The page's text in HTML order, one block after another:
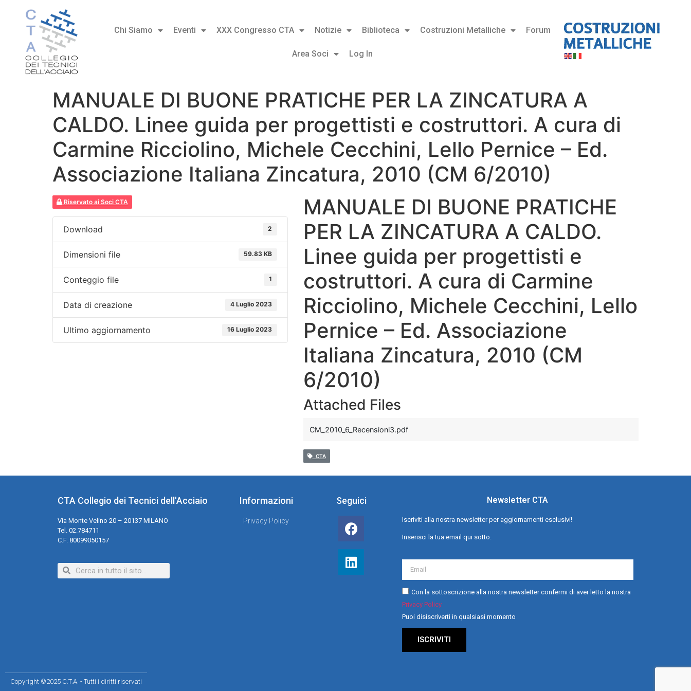
Chi Siamo Eventi XXX Congresso CTA Notizie Biblioteca Costruzioni Metalliche Forum
Area Soci Log In
MANUALE DI BUONE PRATICHE PER LA ZINCATURA A
CALDO. Linee guida per progettisti e costruttori. A cura di
Carmine Ricciolino, Michele Cecchini, Lello Pernice – Ed.
Associazione Italiana Zincatura, 2010 (CM 6/2010)
Riservato ai Soci CTA
Download 2
Dimensioni file 59.83 KB
Conteggio file 1
Data di creazione 4 Luglio 2023
Ultimo aggiornamento 16 Luglio 2023
MANUALE DI BUONE PRATICHE
PER LA ZINCATURA A CALDO.
Linee guida per progettisti e
costruttori. A cura di Carmine
Ricciolino, Michele Cecchini, Lello
Pernice – Ed. Associazione
Italiana Zincatura, 2010 (CM
6/2010)
Attached Files
CM_2010_6_Recensioni3.pdf
CTA
CTA Collegio dei Tecnici dell'Acciaio
Via Monte Velino 20 – 20137 MILANO
Tel. 02.784711
C.F. 80099050157
Informazioni
Privacy Policy
Seguici Newsletter CTA
Iscriviti alla nostra newsletter per aggiornamenti esclusivi!
Inserisci la tua email qui sotto.
Con la sottoscrizione alla nostra newsletter confermi di aver letto la nostra
Privacy Policy
Puoi disiscriverti in qualsiasi momento
ISCRIVITI
Copyright ©2025 C.T.A. - Tutti i diritti riservati